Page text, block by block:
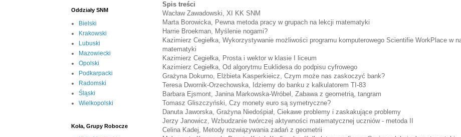
Spis treści
Wacław Zawadowski, XI KK SNM
Marta Borowicka, Pewna metoda pracy w grupach na lekcji matematyki
Harrie Broekman, Myślenie nogami?
Kazimierz Cegiełka, Wykorzystywanie możliwości programu komputerowego Scientifie WorkPlace w
matematyki
Kazimierz Cegiełka, Prosta i wektor w klasie I liceum
Kazimierz Cegiełka, Od algorytmu Euklidesa do podpisu cyfrowego
Grażyna Dokurno, Elżbieta Kasperkieicz, Czym może nas zaskoczyć bank?
Teresa Dwornik-Orzechowska, Idziemy do banku z kalkulatorem TI-83
Barbara Ejsmont, Janina Markowska-Wróbel, Zabawa z geometrią, tangram
Tomasz Gliszczyński, Czy monety euro są symetryczne?
Danuta Jaworska, Grażyna Niedośpiał, Ciekawe problemy i zaskakujące problemy
Jerzy Janowicz, Wzbudzanie twórczej aktywności matematycznej uczniów - metoda II
Celina Kadej, Metody rozwiązywania zadań z geometrii
Oddziały SNM
Bielski
Krakowski
Lubuski
Mazowiecki
Opolski
Podkarpacki
Radomski
Śląski
Wielkopolski
Koła, Grupy Robocze